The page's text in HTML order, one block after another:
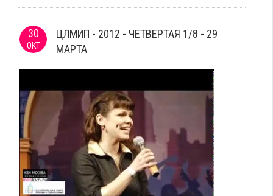
30
ОКТ
ЦЛМИП - 2012 - ЧЕТВЕРТАЯ 1/8 - 29
МАРТА